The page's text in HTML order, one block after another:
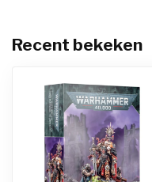
Recent bekeken